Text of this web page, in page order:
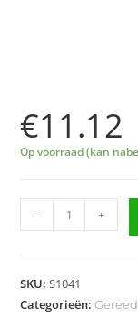
€11.12
Op voorraad (kan
- +
SKU:S1041
Categorieën: